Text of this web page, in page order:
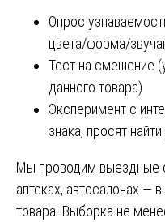
Опрос
цвета/форма/
Тест на смешение
данного товара)
Эксперимент с
знака, просят
Мы проводим выездные
аптеках, автосалонах —
товара. Выборка не